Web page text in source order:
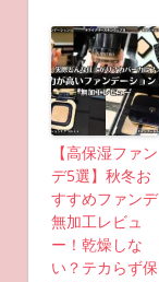
【高保湿ファン
デ5選】秋冬お
すすめファンデ
無加工レビュ
ー！乾燥しな
い？テカらず保